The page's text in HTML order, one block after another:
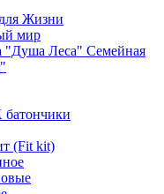
Жизни
мир
Семейная
(Fit kit)